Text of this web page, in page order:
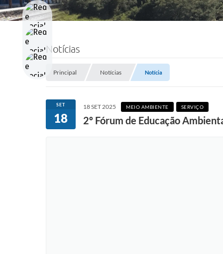
Notícias
Principal Notícias Notícia
SET
18
18 SET 2025 MEIO AMBIENTE SERVIÇO
2º Fórum de Educação